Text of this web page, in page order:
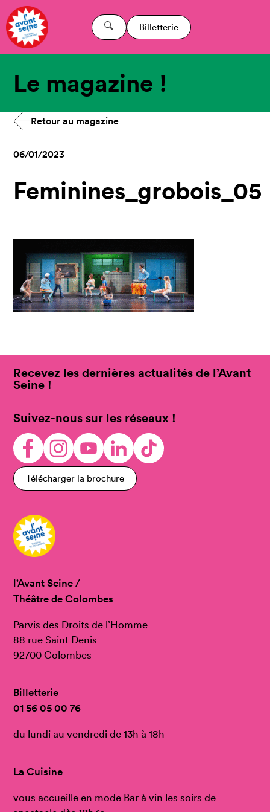
Billetterie
Le magazine !
Retour au magazine
06/01/2023
Feminines_grobois_05
Recevez les dernières actualités de l’Avant
Seine !
Suivez-nous sur les réseaux !
Télécharger la brochure
l’Avant Seine /
Théâtre de Colombes
Parvis des Droits de l’Homme
88 rue Saint Denis
92700 Colombes
Billetterie
01 56 05 00 76
du lundi au vendredi de 13h à 18h
La Cuisine
vous accueille en mode Bar à vin les soirs de